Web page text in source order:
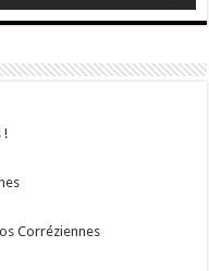
!
Corréziennes